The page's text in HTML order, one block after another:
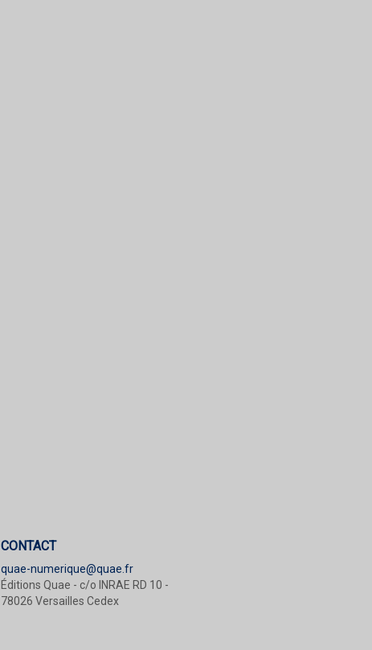
CONTACT
quae-numerique@quae.fr
Éditions Quae - c/o INRAE RD 10 -
78026 Versailles Cedex